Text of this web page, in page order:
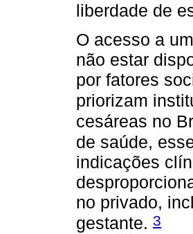
liberdade de
O acesso a
não estar
por fatores
priorizam
cesáreas no
de saúde,
indicações
no privado,
gestante. 3